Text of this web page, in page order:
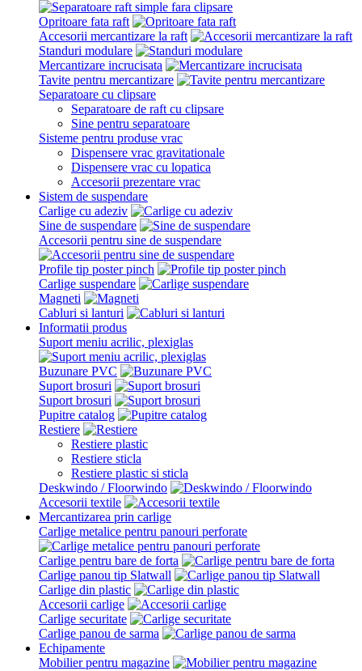
Opritoare fata raft
Accesorii mercantizare la raft
Standuri modulare
Mercantizare incrucisata
Tavite pentru mercantizare
Separatoare cu clipsare
Separatoare de raft cu clipsare
Sine pentru separatoare
Sisteme pentru produse vrac
Dispensere vrac gravitationale
Dispensere vrac cu lopatica
Accesorii prezentare vrac
Sistem de suspendare
Carlige cu adeziv
Sine de suspendare
Accesorii pentru sine de suspendare
Profile tip poster pinch
Carlige suspendare
Magneti
Cabluri si lanturi
Informatii produs
Suport meniu acrilic, plexiglas
Buzunare PVC
Suport brosuri
Suport brosuri
Pupitre catalog
Restiere
Restiere plastic
Restiere sticla
Restiere plastic si sticla
Deskwindo / Floorwindo
Accesorii textile
Mercantizarea prin carlige
Carlige metalice pentru panouri perforate
Carlige pentru bare de forta
Carlige panou tip Slatwall
Carlige din plastic
Accesorii carlige
Carlige securitate
Carlige panou de sarma
Echipamente
Mobilier pentru magazine